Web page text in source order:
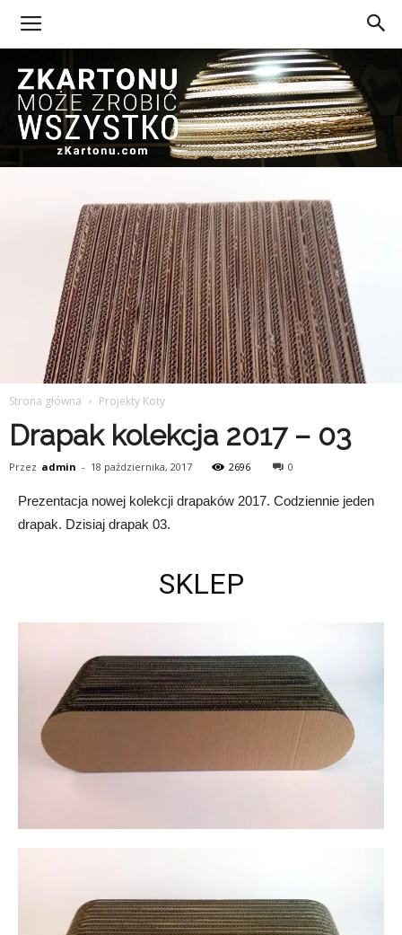
Z
Kartonu
Strona główna Projekty Koty
Drapak kolekcja 2017 – 03
Przez admin - 18 października, 2017 2696 0
Prezentacja nowej kolekcji drapaków 2017. Codziennie jeden
drapak. Dzisiaj drapak 03.
SKLEP